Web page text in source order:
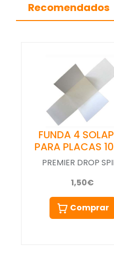
Recomendados
FUNDA 4
PARA PLACAS
PREMIER DROP
1,50€
Comprar